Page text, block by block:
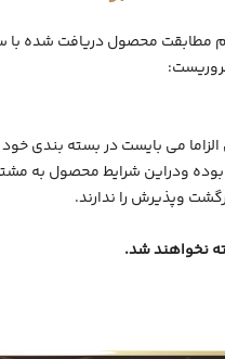
مطابقت محصول دریافت شده با
نخواهند شد.